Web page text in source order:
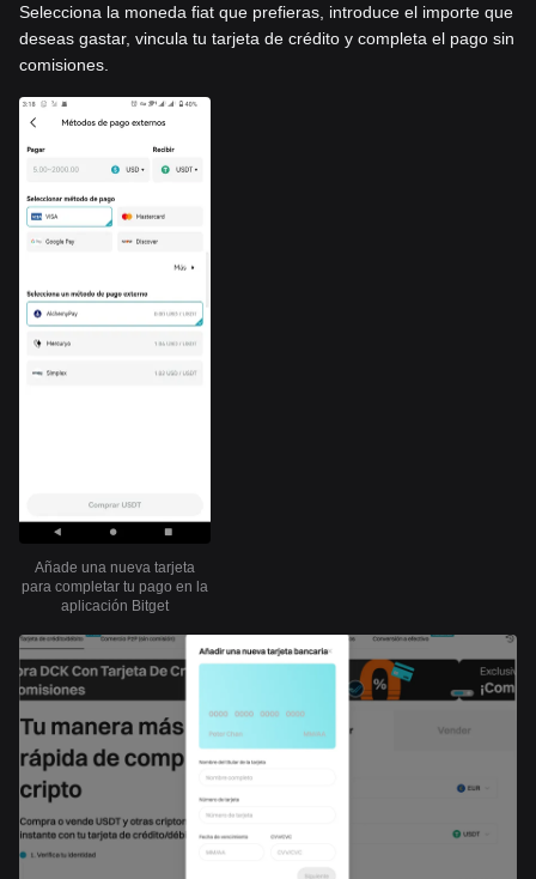
Selecciona la moneda fiat que prefieras, introduce el importe que
deseas gastar, vincula tu tarjeta de crédito y completa el pago sin
comisiones.
Añade una nueva tarjeta
para completar tu pago en la
aplicación Bitget